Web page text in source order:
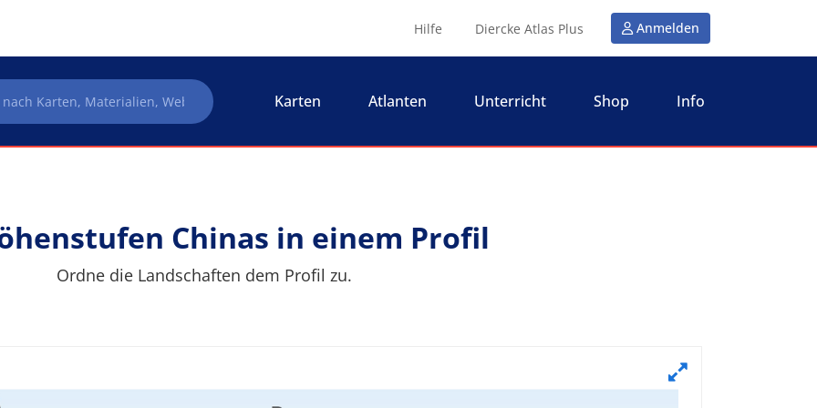
Hilfe Diercke Atlas Plus Anmelden
Karten Atlanten Unterricht Shop Info
Chinas in einem Profil
Ordne die Landschaften dem Profil zu.